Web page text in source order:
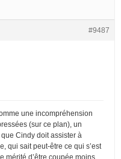
#9487
une incompréhension
(sur ce plan), un
Cindy doit assister à
qui sait peut-être ce qui s’est
mérité d’être coupée moins